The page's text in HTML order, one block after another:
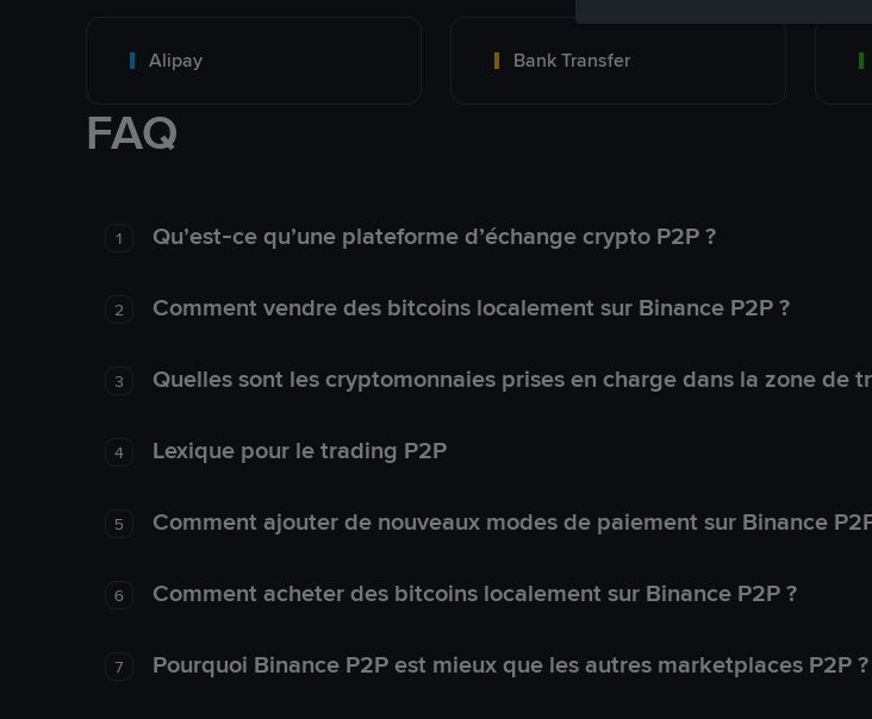
Alipay Bank Transfer
FAQ
1 Qu’est-ce qu’une plateforme d’échange crypto P2P ?
2 Comment vendre des bitcoins localement sur Binance P2P ?
3 Quelles sont les cryptomonnaies prises en charge dans la zone de
4 Lexique pour le trading P2P
5 Comment ajouter de nouveaux modes de paiement sur Binance
6 Comment acheter des bitcoins localement sur Binance P2P ?
7 Pourquoi Binance P2P est mieux que les autres marketplaces P2P ?